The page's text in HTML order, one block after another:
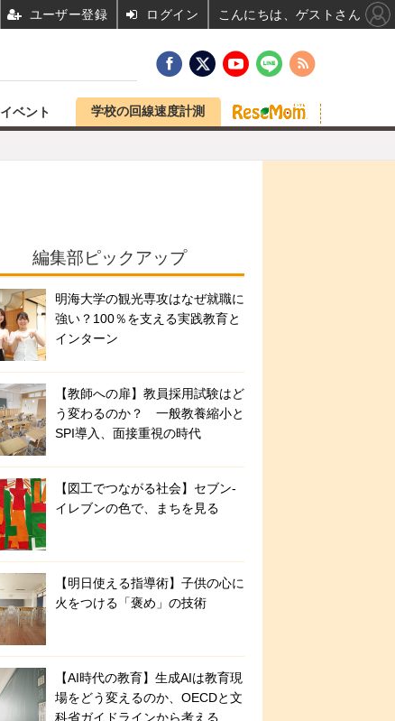
イベント 学校の回線速度計測
編集部ピックアップ
明海大学の観光専攻はなぜ就職に
強い？100％を支える実践教育と
インターン
【教師への扉】教員採用試験はど
う変わるのか？ 一般教養縮小と
SPI導入、面接重視の時代
【図工でつながる社会】セブン‐
イレブンの色で、まちを見る
【明日使える指導術】子供の心に
火をつける「褒め」の技術
【AI時代の教育】生成AIは教育現
場をどう変えるのか、OECDと文
科省ガイドラインから考える
ユーザー登録 ログイン こんにちは、ゲストさん